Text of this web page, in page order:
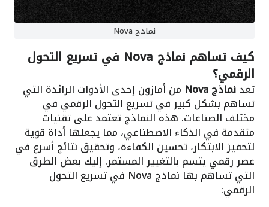
نماذج Nova
كيف تساهم نماذج Nova في تسريع التحول
الرقمي؟
تعدنماذج Nova من أمازون إحدى الأدوات الرائدة التي
تساهم بشكل كبير في تسريع التحول الرقمي في
مختلف الصناعات. هذه النماذج تعتمد على تقنيات
متقدمة في الذكاء الاصطناعي، مما يجعلها أداة قوية
لتحفيز الابتكار، تحسين الكفاءة، وتحقيق نتائج أسرع في
عصر رقمي يتسم بالتغيير المستمر. إليك بعض الطرق
التي تساهم بها نماذج Nova في تسريع التحول
الرقمي: